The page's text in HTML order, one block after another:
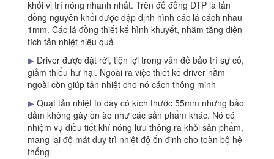
khỏi vị trí nóng nhanh nhất. Trên đế đồng DTP là tản
đồng nguyên khối được dập định hình các lá cách nhau
1mm. Các lá đồng thiết kế hình khuyết, nhằm tăng diện
tích tản nhiệt hiệu quả
▶ Driver được đặt rời, tiện lợi trong vấn đề bảo trì sự cố,
giảm thiểu hư hại. Ngoài ra việc thiết kế driver nằm
ngoài còn giúp tản nhiệt cho nó cách thông minh
▶ Quạt tản nhiệt to dày có kích thước 55mm nhưng bảo
đảm không gây ồn ào như các sản phẩm khác. Nó có
nhiệm vụ điều tiết khí nóng lưu thông ra khỏi sản phẩm,
mang lại độ mát duy trì nhiệt độ ổn định cho toàn bộ hệ
thống